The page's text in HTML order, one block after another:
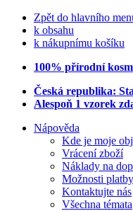
Zpět do hlavního
k obsahu
k nákupnímu košíku
100% přírodní
Česká republika:
Alespoň 1 vzorek
Nápověda
Kde je moje
Vrácení zboží
Náklady na
Možnosti platby
Kontaktujte nás
Všechna témata